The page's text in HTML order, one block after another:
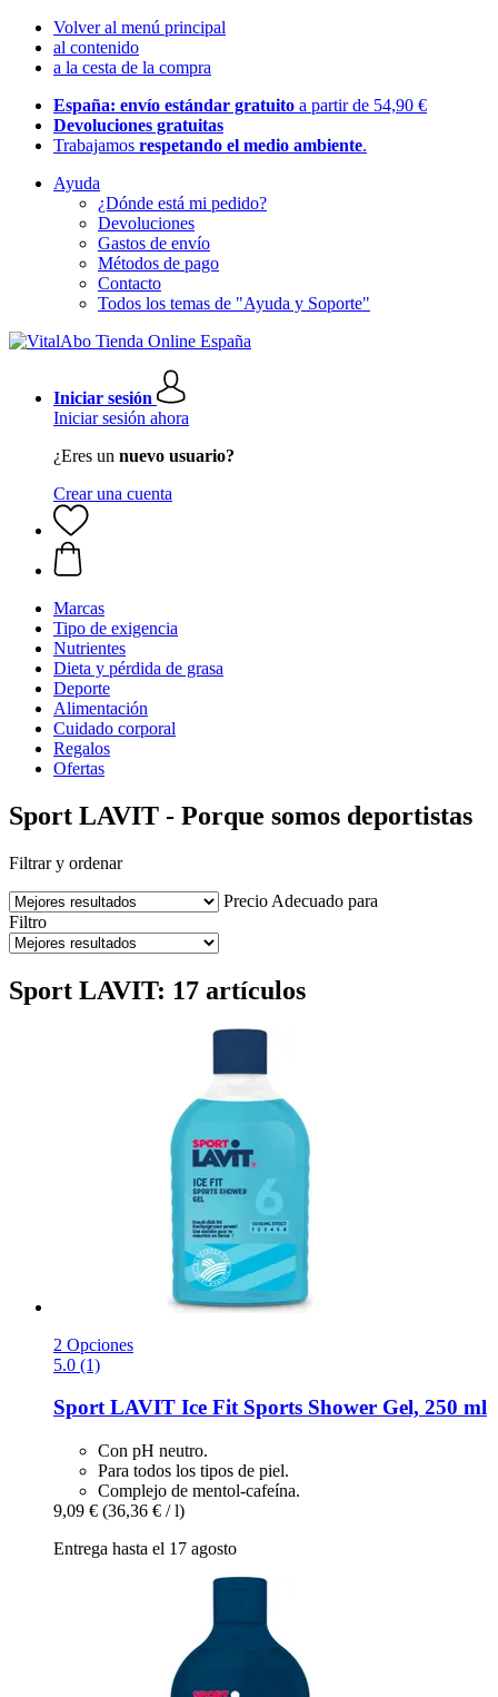
Volver al menú principal
al contenido
a la cesta de la compra
España: envío estándar gratuito a partir de 54,90 €
Devoluciones gratuitas
Trabajamos respetando el medio ambiente.
Ayuda
¿Dónde está mi pedido?
Devoluciones
Gastos de envío
Métodos de pago
Contacto
Todos los temas de "Ayuda y Soporte"
Iniciar sesión
Iniciar sesión ahora
¿Eres un nuevo usuario?
Crear una cuenta
Marcas
Tipo de exigencia
Nutrientes
Dieta y pérdida de grasa
Deporte
Alimentación
Cuidado corporal
Regalos
Ofertas
Sport LAVIT - Porque somos deportistas
Filtrar y ordenar
Precio Adecuado para
Filtro
Sport LAVIT: 17 artículos
2 Opciones
5.0 (1)
Sport LAVIT Ice Fit Sports Shower Gel, 250 ml
Con pH neutro.
Para todos los tipos de piel.
Complejo de mentol-cafeína.
9,09 € (36,36 € / l)
Entrega hasta el 17 agosto